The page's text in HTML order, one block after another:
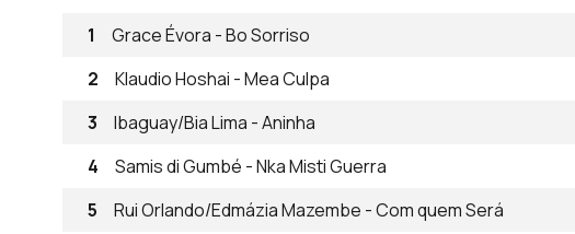
1
Grace Évora - Bo Sorriso
2
Klaudio Hoshai - Mea Culpa
3
Ibaguay/Bia Lima - Aninha
4
Samis di Gumbé - Nka Misti Guerra
5
Rui Orlando/Edmázia Mazembe - Com quem Será